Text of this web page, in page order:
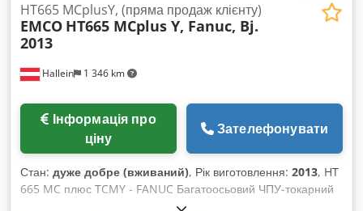
Hallein 1 346 km
HT665 MCplusY, (пряма продаж клієнту)
EMCO HT665 MCplus Y, Fanuc, Bj.
2013
ціну
Зателефонувати
Стан: дуже добре (вживаний), Рік виготовлення: 2013, HT
665 MC плюс TCMY - FANUC Багатоосьовий ЧПУ-токарний
верстат для повної обробки токарно-фрезерних деталей;